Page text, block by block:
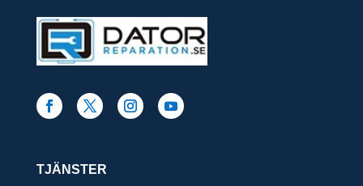
TJÄNSTER